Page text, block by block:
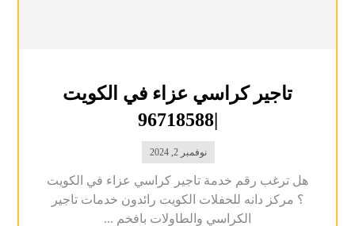
تاجير كراسي عزاء في الكويت
|96718588
نوفمبر 2, 2024
هل ترغب رقم خدمة تاجير كراسي عزاء في الكويت
؟ مركز دانه للحفلات الكويت رائدون خدمات تاجير
الكراسي والطاولات بافخم ...